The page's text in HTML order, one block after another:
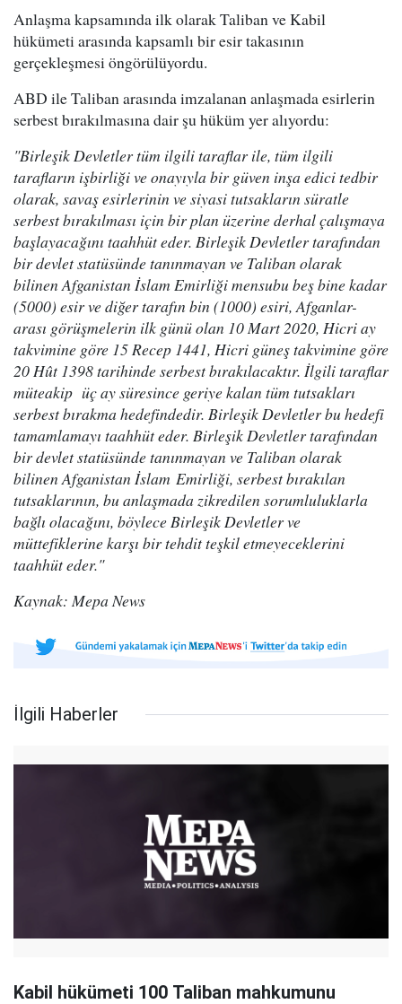
Anlaşma kapsamında ilk olarak Taliban ve Kabil
hükümeti arasında kapsamlı bir esir takasının
gerçekleşmesi öngörülüyordu.
ABD ile Taliban arasında imzalanan anlaşmada esirlerin
serbest bırakılmasına dair şu hüküm yer alıyordu:
"Birleşik Devletler tüm ilgili taraflar ile, tüm ilgili
tarafların işbirliği ve onayıyla bir güven inşa edici tedbir
olarak, savaş esirlerinin ve siyasi tutsakların süratle
serbest bırakılması için bir plan üzerine derhal çalışmaya
başlayacağını taahhüt eder. Birleşik Devletler tarafından
bir devlet statüsünde tanınmayan ve Taliban olarak
bilinen Afganistan İslam Emirliği mensubu beş bine kadar
(5000) esir ve diğer tarafın bin (1000) esiri, Afganlar-
arası görüşmelerin ilk günü olan 10 Mart 2020, Hicri ay
takvimine göre 15 Recep 1441, Hicri güneş takvimine göre
20 Hût 1398 tarihinde serbest bırakılacaktır. İlgili taraflar
müteakip üç ay süresince geriye kalan tüm tutsakları
serbest bırakma hedefindedir. Birleşik Devletler bu hedefi
tamamlamayı taahhüt eder. Birleşik Devletler tarafından
bir devlet statüsünde tanınmayan ve Taliban olarak
bilinen Afganistan İslam Emirliği, serbest bırakılan
tutsaklarının, bu anlaşmada zikredilen sorumluluklarla
bağlı olacağını, böylece Birleşik Devletler ve
müttefiklerine karşı bir tehdit teşkil etmeyeceklerini
taahhüt eder."
Kaynak: Mepa News
İlgili Haberler
Kabil hükümeti 100 Taliban mahkumunu